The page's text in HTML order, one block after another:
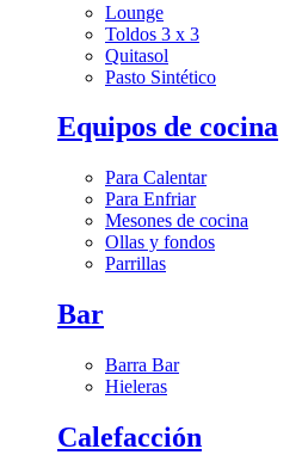
Lounge
Toldos 3 x 3
Quitasol
Pasto Sintético
Equipos de cocina
Para Calentar
Para Enfriar
Mesones de cocina
Ollas y fondos
Parrillas
Bar
Barra Bar
Hieleras
Calefacción